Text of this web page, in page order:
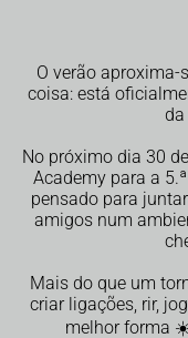
O verão aproxima-
coisa: está
da
No próximo dia 30
Academy para a
pensado para
amigos num
Mais do que um
criar ligações, rir,
melhor forma